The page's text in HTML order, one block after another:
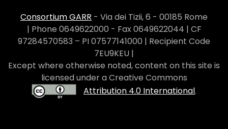
Consortium GARR - Via dei Tizii, 6 - 00185 Rome
| Phone 0649622000 - Fax 0649622044 | CF
97284570583 – PI 07577141000 | Recipient Code
7EU9KEU |
Except where otherwise noted, content on this site is
licensed under a Creative Commons
Attribution 4.0 International.